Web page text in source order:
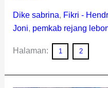
Dike sabrina, Fikri -
Joni, pemkab rejang
Halaman: 1 2